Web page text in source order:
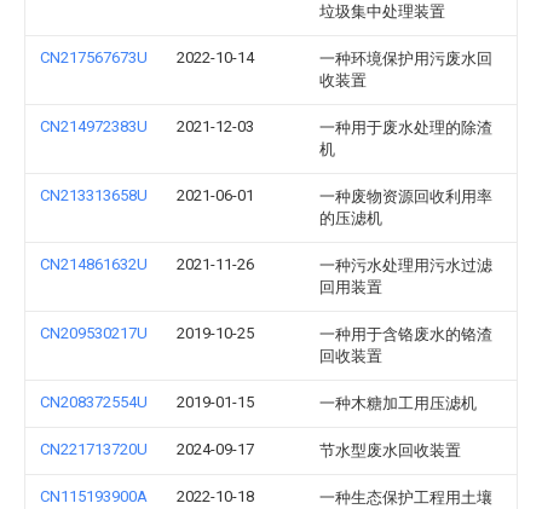
垃圾集中处理装置
CN217567673U 2022-10-14
一种环境保护用污废水回
收装置
CN214972383U 2021-12-03
一种用于废水处理的除渣
机
CN213313658U 2021-06-01
一种废物资源回收利用率
的压滤机
CN214861632U 2021-11-26
一种污水处理用污水过滤
回用装置
CN209530217U 2019-10-25
一种用于含铬废水的铬渣
回收装置
CN208372554U 2019-01-15 一种木糖加工用压滤机
CN221713720U 2024-09-17 节水型废水回收装置
CN115193900A 2022-10-18
一种生态保护工程用土壤